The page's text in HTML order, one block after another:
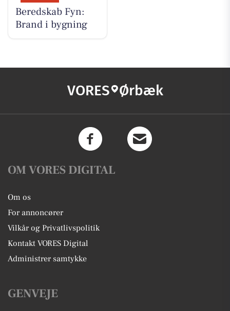
Beredskab Fyn:
Brand i bygning
VORES Ørbæk
OM VORES DIGITAL
Om os
For annoncører
Vilkår og Privatlivspolitik
Kontakt VORES Digital
Administrer samtykke
GENVEJE